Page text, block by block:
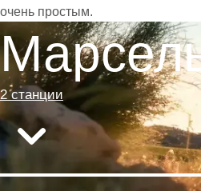
очень простым.
2 станции